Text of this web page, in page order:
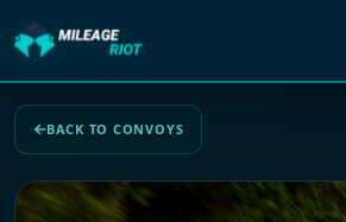
BACK TO CONVOYS